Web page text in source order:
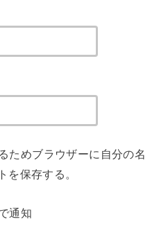
ためブラウザーに自分の名
を保存する。
通知